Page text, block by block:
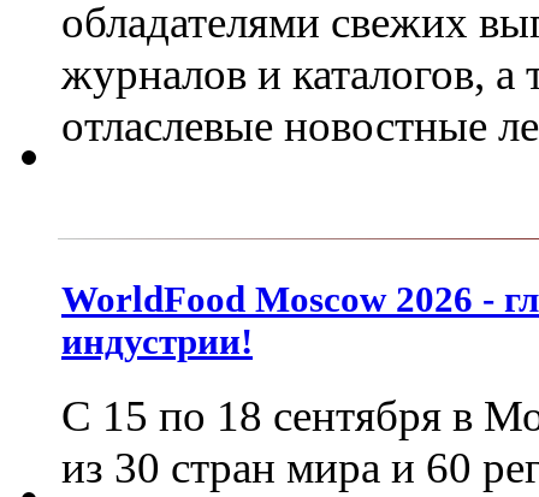
обладателями свежих
журналов и каталогов,
отласлевые новостные
WorldFood Moscow 2026 -
индустрии!
С 15 по 18 сентября в
из 30 стран мира и 60